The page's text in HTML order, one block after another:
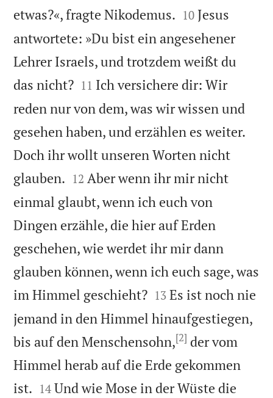
etwas?«, fragte Nikodemus. 

10 Jesus
antwortete: »Du bist ein angesehener
Lehrer Israels, und trotzdem weißt du
das nicht?
11 Ich versichere dir: Wir
reden nur von dem, was wir wissen und
gesehen haben, und erzählen es weiter.
Doch ihr wollt unseren Worten nicht
glauben. 

12 Aber wenn ihr mir nicht
einmal glaubt, wenn ich euch von
Dingen erzähle, die hier auf Erden
geschehen, wie werdet ihr mir dann
glauben können, wenn ich euch sage, was
im Himmel geschieht?
13 Es ist noch nie
jemand in den Himmel hinaufgestiegen,
bis auf den Menschensohn,[2] der vom
Himmel herab auf die Erde gekommen
ist. 

14 Und wie Mose in der Wüste die